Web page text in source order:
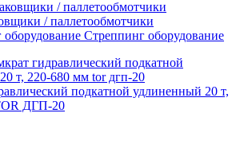
/ паллетообмотчики
Стреппинг оборудование
подкатной удлиненный 20 т,
ДГП-20